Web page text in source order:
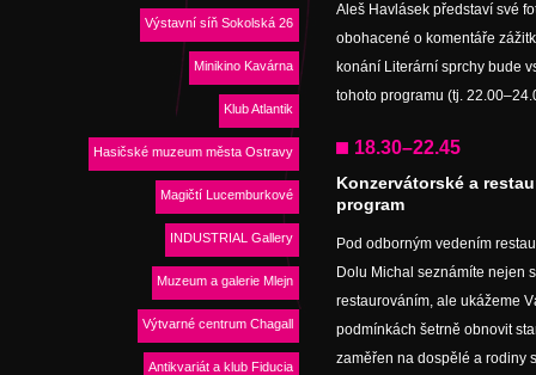
Výstavní síň Sokolská 26
Minikino Kavárna
Klub Atlantik
Hasičské muzeum města Ostravy
Magičtí Lucemburkové
INDUSTRIAL Gallery
Muzeum a galerie Mlejn
Výtvarné centrum Chagall
Antikvariát a klub Fiducia
Aleš Havlásek představí své
obohacené o komentáře
konání Literární sprchy bude
tohoto programu (tj.
18.30–22.45
Konzervátorské a
program
Pod odborným vedením
Dolu Michal seznámíte nejen
restaurováním, ale ukážeme
podmínkách šetrně obnovit
zaměřen na dospělé a rodiny